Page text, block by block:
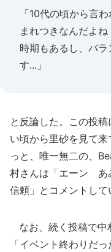
「10代の頃から言
まれつきなんだよ
時期もあるし、バ
す...」
と反論した。この投
い頃から里砂を見て
っと、唯一無二の、
村さんは「エーン あ
信頼」とコメントして
なお、続く投稿で中
「イベント終わりだ